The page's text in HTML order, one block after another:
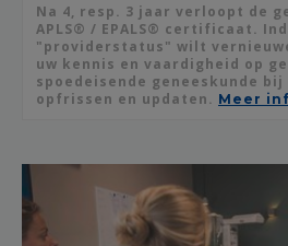
Na 4, resp. 3 jaar verloopt de
APLS® / EPALS® certificaat.
"providerstatus" wilt
uw kennis en vaardigheid op
spoedeisende geneeskunde
opfrissen en updaten. Meer